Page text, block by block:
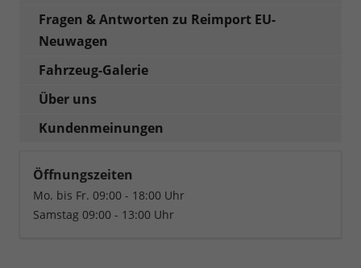
Fragen & Antworten zu Reimport EU-
Neuwagen
Fahrzeug-Galerie
Über uns
Kundenmeinungen
Öffnungszeiten
Mo. bis Fr. 09:00 - 18:00 Uhr
Samstag 09:00 - 13:00 Uhr